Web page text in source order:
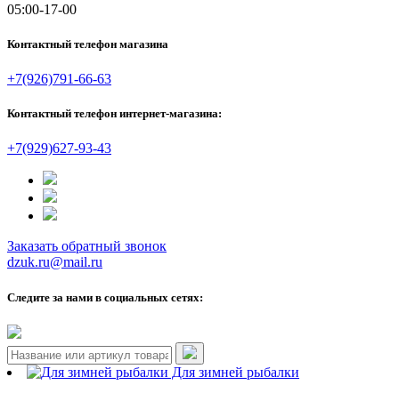
05:00-17-00
Контактный телефон магазина
+7(926)791-66-63
Контактный телефон интернет-магазина:
+7(929)627-93-43
Заказать обратный звонок
dzuk.ru@mail.ru
Следите за нами в социальных сетях:
Для зимней рыбалки